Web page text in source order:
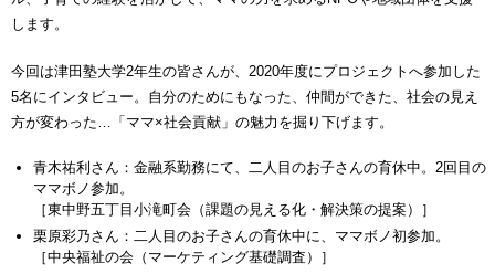
します。
今回は津田塾大学2年生の皆さんが、2020年度にプロジェクトへ参加した
5名にインタビュー。自分のためにもなった、仲間ができた、社会の見え
方が変わった…「ママ×社会貢献」の魅力を掘り下げます。
青木祐利さん：金融系勤務にて、二人目のお子さんの育休中。2回目の
ママボノ参加。
［東中野五丁目小滝町会（課題の見える化・解決策の提案）］
栗原彩乃さん：二人目のお子さんの育休中に、ママボノ初参加。
［中央福祉の会（マーケティング基礎調査）］